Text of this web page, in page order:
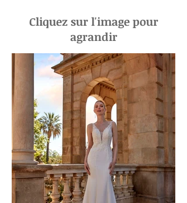
Cliquez sur l'image pour
agrandir